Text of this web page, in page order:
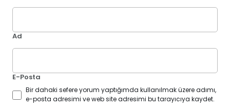
Ad
E-Posta
Bir dahaki sefere yorum yaptığımda kullanılmak üzere adımı,
e-posta adresimi ve web site adresimi bu tarayıcıya kaydet.